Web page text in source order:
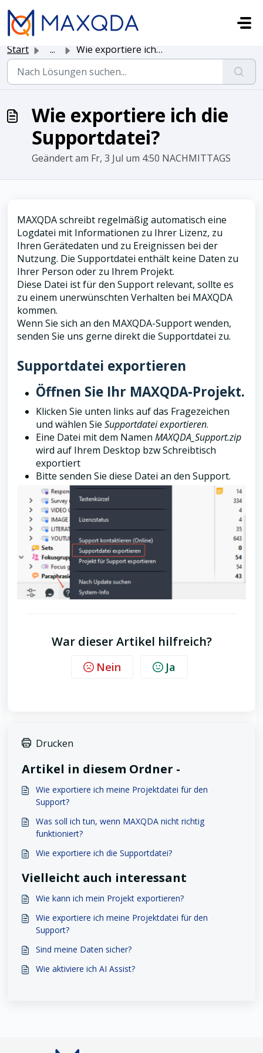
Zum hauptsächlichen Inhalt gehen
Start ... Wie exportiere ich die Supportdatei?
Wie exportiere ich die
Supportdatei?
Geändert am Fr, 3 Jul um 4:50 NACHMITTAGS
MAXQDA schreibt regelmäßig automatisch eine
Logdatei mit Informationen zu Ihrer Lizenz, zu
Ihren Gerätedaten und zu Ereignissen bei der
Nutzung. Die Supportdatei enthält keine Daten zu
Ihrer Person oder zu Ihrem Projekt.
Diese Datei ist für den Support relevant, sollte es
zu einem unerwünschten Verhalten bei MAXQDA
kommen.
Wenn Sie sich an den MAXQDA-Support wenden,
senden Sie uns gerne direkt die Supportdatei zu.
Supportdatei exportieren
Öffnen Sie Ihr MAXQDA-Projekt.
Klicken Sie unten links auf das Fragezeichen
und wählen Sie Supportdatei exportieren.
Eine Datei mit dem Namen MAXQDA_Support.zip
wird auf Ihrem Desktop bzw Schreibtisch
exportiert
Bitte senden Sie diese Datei an den Support.
War dieser Artikel hilfreich?
Nein Ja
Drucken
Artikel in diesem Ordner -
Wie exportiere ich meine Projektdatei für den
Support?
Was soll ich tun, wenn MAXQDA nicht richtig
funktioniert?
Wie exportiere ich die Supportdatei?
Vielleicht auch interessant
Wie kann ich mein Projekt exportieren?
Wie exportiere ich meine Projektdatei für den
Support?
Sind meine Daten sicher?
Wie aktiviere ich AI Assist?